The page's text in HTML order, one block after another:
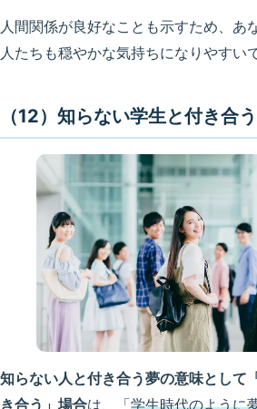
人間関係が良好なことも示すため、あ
人たちも穏やかな気持ちになりやすい
（12）知らない学生と付き合
知らない人と付き合う夢の意味として
き合う」場合は、「 学生時代のように